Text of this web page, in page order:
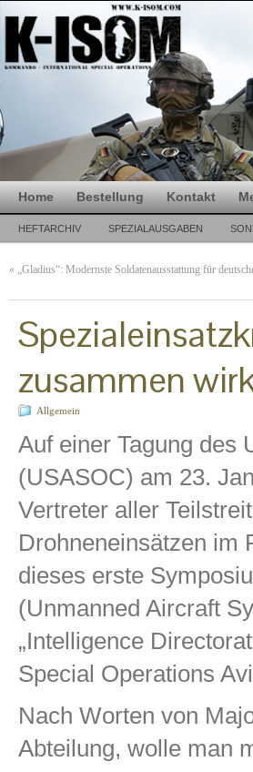
Home Bestellung Kontakt
HEFTARCHIV SPEZIALAUSGABEN
« „Gladius“: Modernste Soldatenausstattung für
zusammen
Allgemein
Auf einer Tagung des
(USASOC) am 23.
Vertreter aller
Drohneneinsätzen im
dieses erste
(Unmanned Aircraft
„Intelligence
Special Operations
Nach Worten von
Abteilung, wolle man